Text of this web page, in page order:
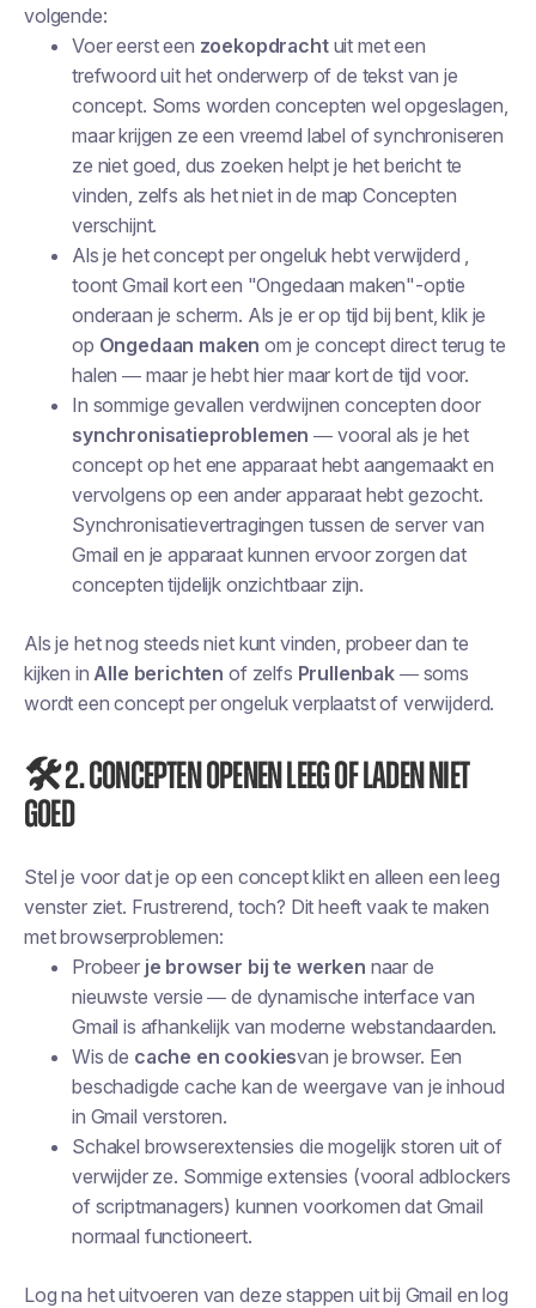
volgende:
Voer eerst een zoekopdrachtuit met een
trefwoord uit het onderwerp of de tekst van je
concept. Soms worden concepten wel opgeslagen,
maarkrijgen ze een vreemd label of synchroniseren
ze niet goed, dus zoeken helpt je het bericht te
vinden, zelfs als het niet in de map Concepten
verschijnt.
Als je het concept per ongeluk hebt verwijderd ,
toont Gmail kort een "Ongedaan maken"-optie
onderaan je scherm. Als je er op tijd bij bent, klik je
op Ongedaan maken om je concept direct terug te
halen — maar je hebt hier maar kort de tijd voor.
In sommige gevallen verdwijnen concepten door
synchronisatieproblemen — vooral als je het
concept op het ene apparaat hebt aangemaakt en
vervolgens op een ander apparaat hebt gezocht.
Synchronisatievertragingen tussen de server van
Gmail en je apparaat kunnen ervoor zorgen dat
concepten tijdelijk onzichtbaar zijn.
Als je het nog steeds niet kunt vinden, probeer dan te
kijken inAlle berichten of zelfs Prullenbak— soms
wordt een concept per ongeluk verplaatst of verwijderd.
🛠️ 2. Concepten openen leeg of laden niet
goed
Stel je voor dat je op een concept klikt en alleen een leeg
venster ziet. Frustrerend, toch? Dit heeft vaak te maken
met browserproblemen:
Probeer je browser bij te werken naar de
nieuwste versie — de dynamische interface van
Gmail is afhankelijk van moderne webstandaarden.
Wis de cache en cookiesvan je browser. Een
beschadigde cache kan de weergave van je inhoud
in Gmail verstoren.
Schakel browserextensies die mogelijk storen uit of
verwijder ze. Sommige extensies (vooral adblockers
of scriptmanagers) kunnen voorkomen dat Gmail
normaal functioneert.
Log na het uitvoeren van deze stappen uit bij Gmail en log